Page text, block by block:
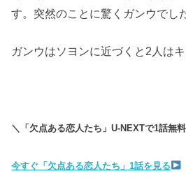
す。突然のことに驚くガンウでし
ガンウはソヨンに近づくと2人は
＼「欠点ある恋人たち」U-NEXTで1話無
今すぐ「欠点ある恋人たち」1話を見る